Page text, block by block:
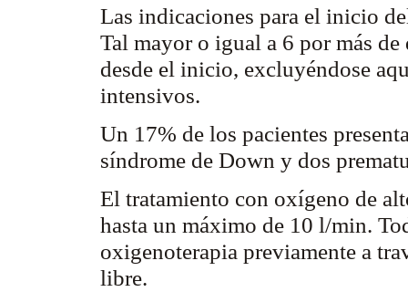
Las indicaciones para el inicio
Tal mayor o igual a 6 por más
desde el inicio, excluyéndose
intensivos.
Un 17% de los pacientes
síndrome de Down y dos
El tratamiento con oxígeno de
hasta un máximo de 10 l/min.
oxigenoterapia previamente a
libre.